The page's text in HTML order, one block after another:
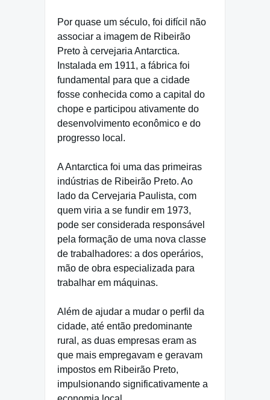
Por quase um século, foi difícil não
associar a imagem de Ribeirão
Preto à cervejaria Antarctica.
Instalada em 1911, a fábrica foi
fundamental para que a cidade
fosse conhecida como a capital do
chope e participou ativamente do
desenvolvimento econômico e do
progresso local.
A Antarctica foi uma das primeiras
indústrias de Ribeirão Preto. Ao
lado da Cervejaria Paulista, com
quem viria a se fundir em 1973,
pode ser considerada responsável
pela formação de uma nova classe
de trabalhadores: a dos operários,
mão de obra especializada para
trabalhar em máquinas.
Além de ajudar a mudar o perfil da
cidade, até então predominante
rural, as duas empresas eram as
que mais empregavam e geravam
impostos em Ribeirão Preto,
impulsionando significativamente a